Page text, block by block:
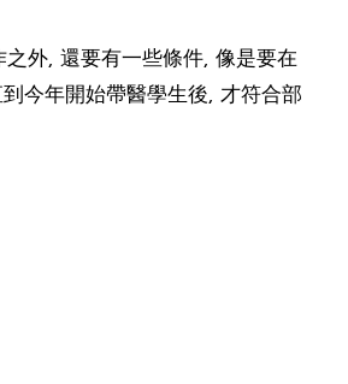
外, 還要有一些條件, 像是要在
今年開始帶醫學生後, 才符合部